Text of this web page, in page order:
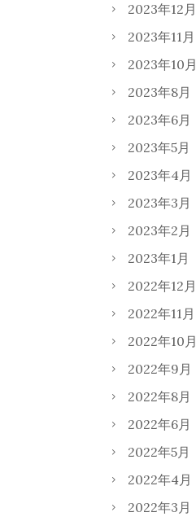
2023年12月
2023年11月
2023年10月
2023年8月
2023年6月
2023年5月
2023年4月
2023年3月
2023年2月
2023年1月
2022年12月
2022年11月
2022年10月
2022年9月
2022年8月
2022年6月
2022年5月
2022年4月
2022年3月